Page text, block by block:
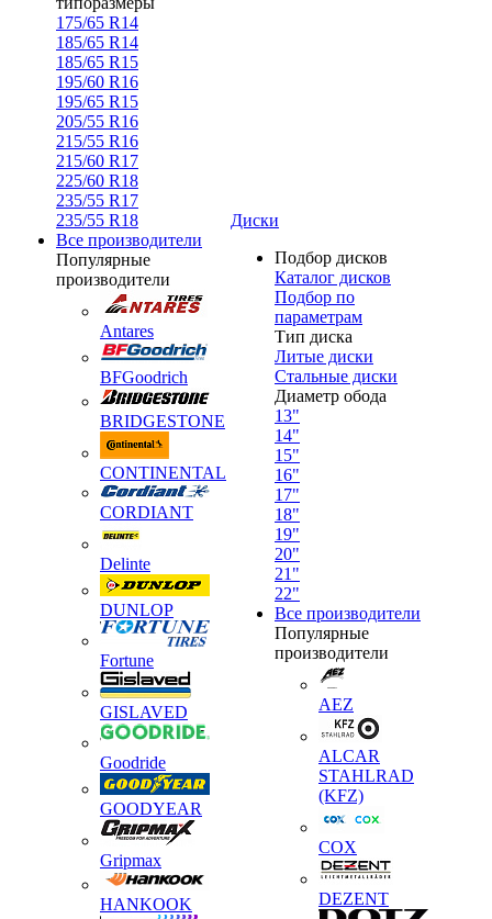
175/65 R14
185/65 R14
185/65 R15
195/60 R16
195/65 R15
205/55 R16
215/55 R16
215/60 R17
225/60 R18
235/55 R17
235/55 R18
Все производители
Популярные
производители
Antares
BFGoodrich
BRIDGESTONE
CONTINENTAL
CORDIANT
Delinte
DUNLOP
Fortune
GISLAVED
Goodride
GOODYEAR
Gripmax
HANKOOK
Диски
Подбор дисков
Каталог дисков
Подбор по
параметрам
Тип диска
Литые диски
Стальные диски
Диаметр обода
13"
14"
15"
16"
17"
18"
19"
20"
21"
22"
Все производители
Популярные
производители
AEZ
ALCAR
STAHLRAD
(KFZ)
COX
DEZENT